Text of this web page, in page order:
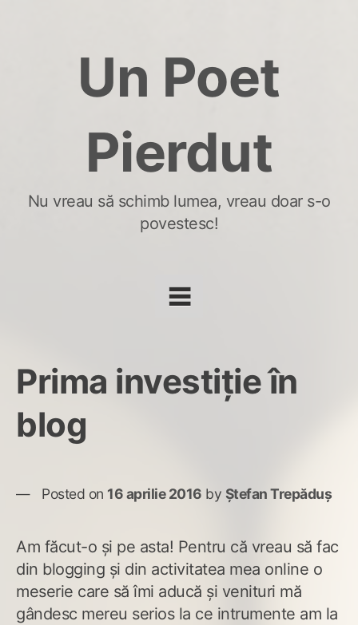
Un Poet
Pierdut
Nu vreau să schimb lumea, vreau doar s-o
povestesc!
Prima investiție în
blog
Posted on 16 aprilie 2016 by Ștefan Trepăduș
Am făcut-o și pe asta! Pentru că vreau să fac
din blogging și din activitatea mea online o
meserie care să îmi aducă și venituri mă
gândesc mereu serios la ce intrumente am la